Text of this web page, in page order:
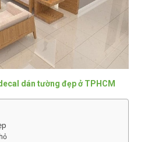
dán tường đẹp ở TPHCM